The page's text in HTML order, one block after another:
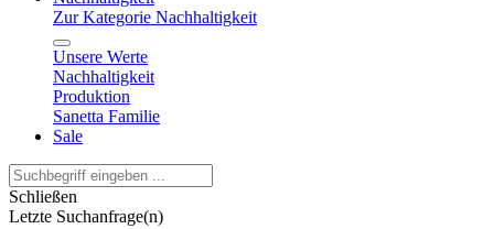
Zur Kategorie Nachhaltigkeit
Unsere Werte
Nachhaltigkeit
Produktion
Sanetta Familie
Sale
Schließen
Letzte Suchanfrage(n)